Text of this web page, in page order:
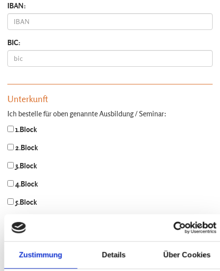
Zustimmung Details Über Cookies
IBAN:
BIC:
Unterkunft
Ich bestelle für oben genannte Ausbildung / Seminar:
1.Block
2.Block
3.Block
4.Block
5.Block
6.Block
Ein Bett im Doppelzimmer